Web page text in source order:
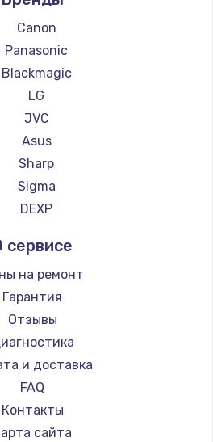
жесткого диска
875 руб.
Заказать
драйверов
875 руб.
Заказать
вебкамеры
1490 руб.
Заказать
оперативной памяти
1100 руб.
Заказать
дисковода
1400 руб.
Canon
Panasonic
Blackmagic
LG
JVC
Asus
Sharp
Sigma
DEXP
сервисе
на ремонт
Гарантия
Отзывы
и доставка
FAQ
Контакты
сайта